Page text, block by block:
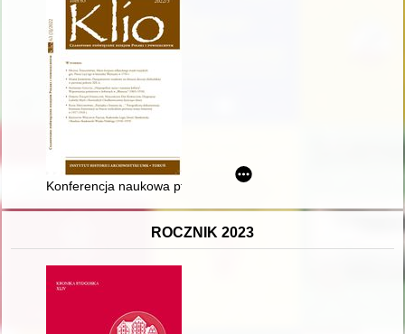
Konferencja naukowa pt. „ARTYLERIA - Bóg Wojny (taktyka,
ROCZNIK 2023